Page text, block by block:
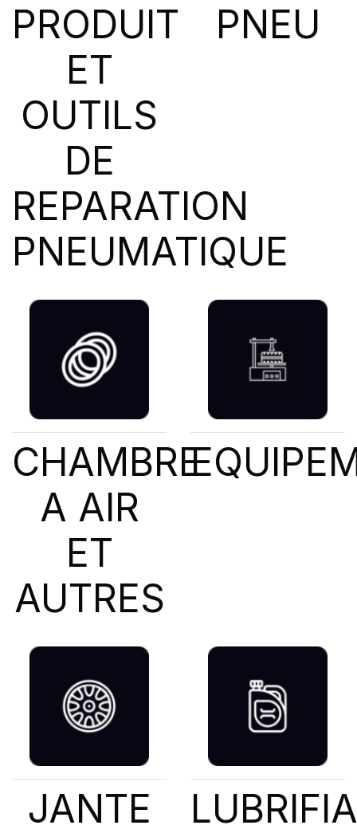
PROMETEON
(18)
(23)
STICA
PRODUIT
ET
OUTILS
DE
REPARATION
PNEUMATIQUE
PNEU
CHAMBRE
A AIR
ET
AUTRES
JANTE